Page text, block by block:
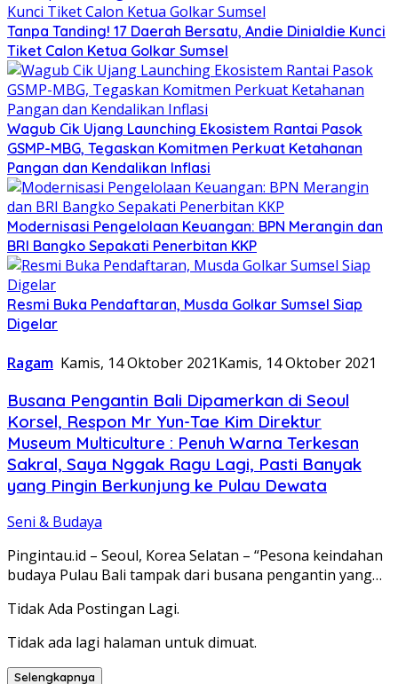
Tanpa Tanding! 17 Daerah Bersatu, Andie Dinialdie Kunci
Tiket Calon Ketua Golkar Sumsel
Wagub Cik Ujang Launching Ekosistem Rantai Pasok
GSMP-MBG, Tegaskan Komitmen Perkuat Ketahanan
Pangan dan Kendalikan Inflasi
Modernisasi Pengelolaan Keuangan: BPN Merangin dan
BRI Bangko Sepakati Penerbitan KKP
Resmi Buka Pendaftaran, Musda Golkar Sumsel Siap
Digelar
Ragam Kamis, 14 Oktober 2021Kamis, 14 Oktober 2021
Busana Pengantin Bali Dipamerkan di Seoul
Korsel, Respon Mr Yun-Tae Kim Direktur
Museum Multiculture : Penuh Warna Terkesan
Sakral, Saya Nggak Ragu Lagi, Pasti Banyak
yang Pingin Berkunjung ke Pulau Dewata
Seni & Budaya
Pingintau.id – Seoul, Korea Selatan – “Pesona keindahan
budaya Pulau Bali tampak dari busana pengantin yang…
Tidak Ada Postingan Lagi.
Tidak ada lagi halaman untuk dimuat.
Selengkapnya